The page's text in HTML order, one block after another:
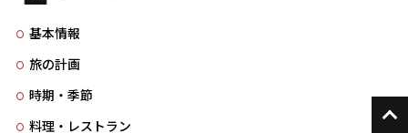
基本情報
旅の計画
時期・季節
料理・レストラン